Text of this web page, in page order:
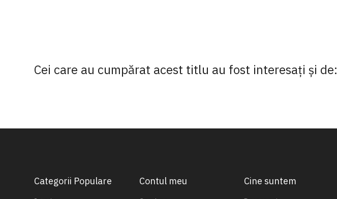
Cei care au cumpărat acest titlu au fost interesaţi şi de:
Categorii Populare Contul meu Cine suntem